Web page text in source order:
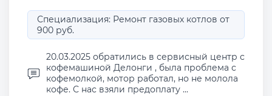
Специализация: Ремонт газовых котлов от
900 руб.
20.03.2025 обратились в сервисный центр с
кофемашиной Делонги , была проблема с
кофемолкой, мотор работал, но не молола
кофе. С нас взяли предоплату ...